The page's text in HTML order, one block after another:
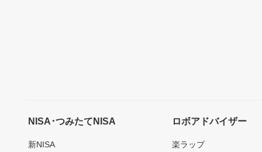
NISA･つみたてNISA
新NISA
ロボアドバイザー
楽ラップ